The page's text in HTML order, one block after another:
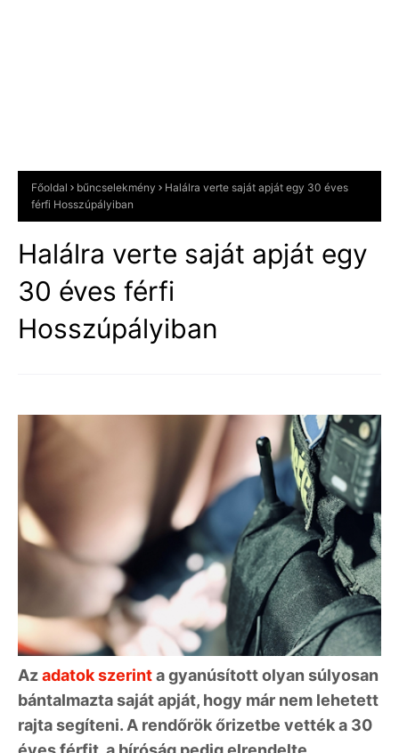
Főoldal bűncselekmény
Halálra verte saját apját egy 30 éves
férfi Hosszúpályiban
Halálra verte saját apját egy
30 éves férfi
Hosszúpályiban
Azadatok szerinta gyanúsított olyan súlyosan
bántalmazta saját apját, hogy már nem lehetett
rajta segíteni. A rendőrök őrizetbe vették a 30